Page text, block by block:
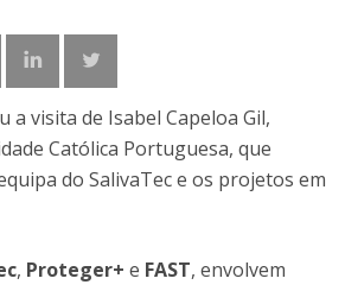
a visita de Isabel Capeloa Gil,
Católica Portuguesa, que
do SalivaTec e os projetos em
, Proteger+ e FAST, envolvem